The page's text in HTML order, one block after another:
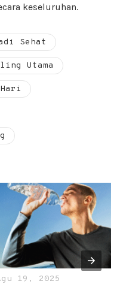
keseluruhan.
Sehat
Utama
19, 2025